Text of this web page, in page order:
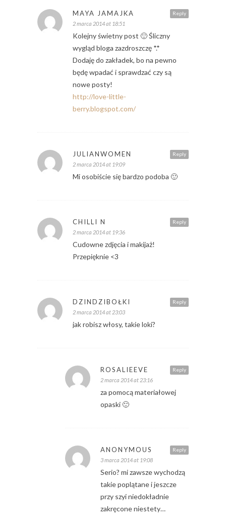
Reply
MAYA JAMAJKA
2 marca 2014 at 18:51
Kolejny świetny post 🙂 Śliczny
wygląd bloga zazdroszczę *.*
Dodaję do zakładek, bo na pewno
będę wpadać i sprawdzać czy są
nowe posty!
http://love-little-
berry.blogspot.com/
Reply
JULIANWOMEN
2 marca 2014 at 19:09
Mi osobiście się bardzo podoba 🙂
Reply
CHILLI N
2 marca 2014 at 19:36
Cudowne zdjęcia i makijaż!
Przepięknie <3
Reply
DZINDZIBOŁKI
2 marca 2014 at 23:03
jak robisz włosy, takie loki?
Reply
ROSALIEEVE
2 marca 2014 at 23:16
za pomocą materiałowej
opaski 🙂
Reply
ANONYMOUS
3 marca 2014 at 19:08
Serio? mi zawsze wychodzą
takie poplątane i jeszcze
przy szyi niedokładnie
zakręcone niestety…